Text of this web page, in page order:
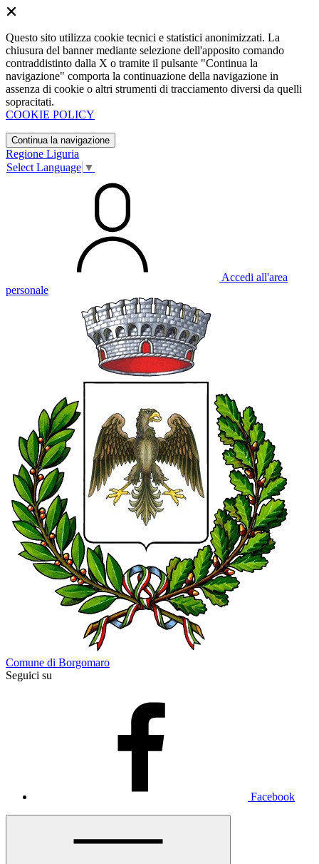
Questo sito utilizza cookie tecnici e statistici anonimizzati. La
chiusura del banner mediante selezione dell'apposito comando
contraddistinto dalla X o tramite il pulsante "Continua la
navigazione" comporta la continuazione della navigazione in
assenza di cookie o altri strumenti di tracciamento diversi da quelli
sopracitati.
COOKIE POLICY
Continua la navigazione
Regione Liguria
Select Language ▼
Accedi all'area
personale
Comune di Borgomaro
Seguici su
Facebook